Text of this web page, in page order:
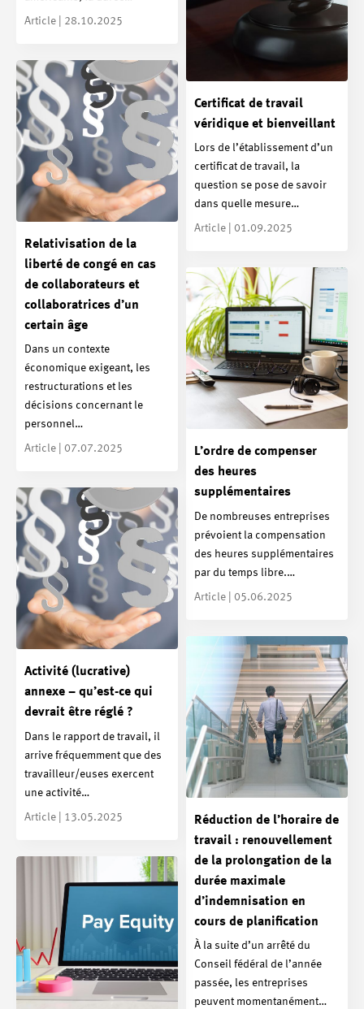
Article | 28.10.2025
Certificat de travail
véridique et bienveillant
Lors de l’établissement d’un
certificat de travail, la
question se pose de savoir
dans quelle mesure…
Article | 01.09.2025
Relativisation de la
liberté de congé en cas
de collaborateurs et
collaboratrices d’un
certain âge
Dans un contexte
économique exigeant, les
restructurations et les
décisions concernant le
personnel…
Article | 07.07.2025
L’ordre de compenser
des heures
supplémentaires
De nombreuses entreprises
prévoient la compensation
des heures supplémentaires
par du temps libre.…
Article | 05.06.2025
Activité (lucrative)
annexe – qu’est-ce qui
devrait être réglé ?
Dans le rapport de travail, il
arrive fréquemment que des
travailleur/euses exercent
une activité…
Article | 13.05.2025
Réduction de l’horaire de
travail : renouvellement
de la prolongation de la
durée maximale
d’indemnisation en
cours de planification
À la suite d’un arrêté du
Conseil fédéral de l’année
passée, les entreprises
peuvent momentanément…